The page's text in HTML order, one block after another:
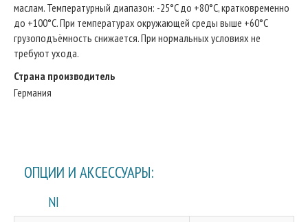
маслам. Температурный диапазон: -25°C до +80°C, кратковременно
до +100°C. При температурах окружающей среды выше +60°C
грузоподъёмность снижается. При нормальных условиях не
требуют ухода.
Страна производитель
Германия
ОПЦИИ И АКСЕССУАРЫ:
NI